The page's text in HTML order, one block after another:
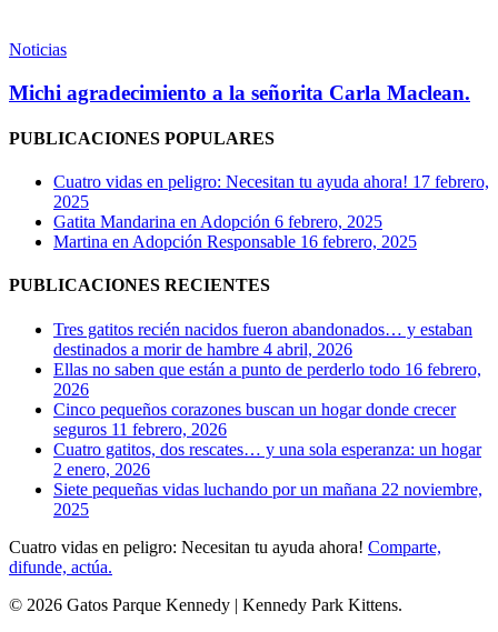
agradecimiento
la
señorita
Carla
Maclean.
Noticias
Michi agradecimiento a la señorita Carla Maclean.
PUBLICACIONES POPULARES
Cuatro vidas en peligro: Necesitan tu ayuda ahora! 17 febrero,
2025
Gatita Mandarina en Adopción 6 febrero, 2025
Martina en Adopción Responsable 16 febrero, 2025
PUBLICACIONES RECIENTES
Tres gatitos recién nacidos fueron abandonados… y estaban
destinados a morir de hambre 4 abril, 2026
Ellas no saben que están a punto de perderlo todo 16 febrero,
2026
Cinco pequeños corazones buscan un hogar donde crecer
seguros 11 febrero, 2026
Cuatro gatitos, dos rescates… y una sola esperanza: un hogar
2 enero, 2026
Siete pequeñas vidas luchando por un mañana 22 noviembre,
2025
Cuatro vidas en peligro: Necesitan tu ayuda ahora! Comparte,
difunde, actúa.
© 2026 Gatos Parque Kennedy | Kennedy Park Kittens.